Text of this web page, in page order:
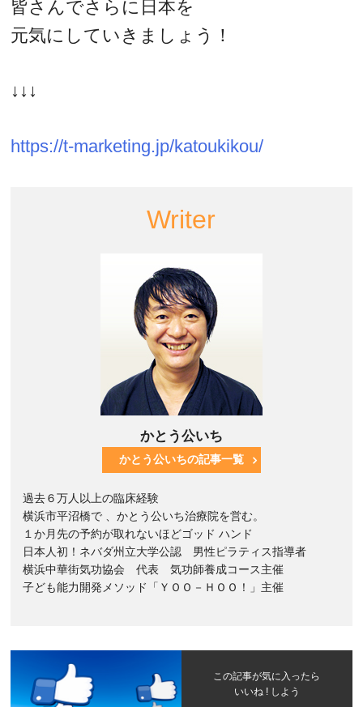
皆さんでさらに日本を
元気にしていきましょう！
↓↓↓
https://t-marketing.jp/katoukikou/
Writer
かとう公いち
かとう公いちの記事一覧
過去６万人以上の臨床経験
横浜市平沼橋で 、かとう公いち治療院を営む。
１か月先の予約が取れないほどゴッド ハンド
日本人初！ネバダ州立大学公認 男性ピラティス指導者
横浜中華街気功協会 代表 気功師養成コース主催
子ども能力開発メソッド「ＹＯＯ－ＨＯＯ！」主催
この記事が気に入ったら
いいね ! しよう